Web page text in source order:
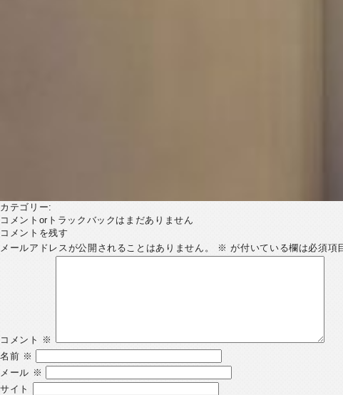
カテゴリー:
コメントorトラックバックはまだありません
コメントを残す
メールアドレスが公開されることはありません。
※ が付いている欄は必須項
コメント
※
名前 ※
メール ※
サイト